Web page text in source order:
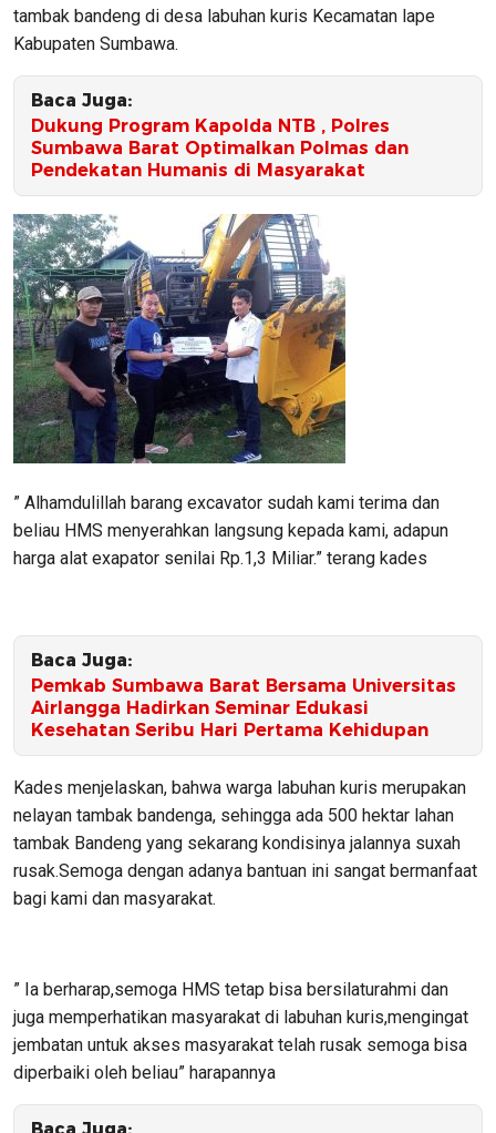
tambak bandeng di desa labuhan kuris Kecamatan lape
Kabupaten Sumbawa.
Baca Juga:
Dukung Program Kapolda NTB , Polres
Sumbawa Barat Optimalkan Polmas dan
Pendekatan Humanis di Masyarakat
” Alhamdulillah barang excavator sudah kami terima dan
beliau HMS menyerahkan langsung kepada kami, adapun
harga alat exapator senilai Rp.1,3 Miliar.” terang kades
Baca Juga:
Pemkab Sumbawa Barat Bersama Universitas
Airlangga Hadirkan Seminar Edukasi
Kesehatan Seribu Hari Pertama Kehidupan
Kades menjelaskan, bahwa warga labuhan kuris merupakan
nelayan tambak bandenga, sehingga ada 500 hektar lahan
tambak Bandeng yang sekarang kondisinya jalannya suxah
rusak.Semoga dengan adanya bantuan ini sangat bermanfaat
bagi kami dan masyarakat.
” Ia berharap,semoga HMS tetap bisa bersilaturahmi dan
juga memperhatikan masyarakat di labuhan kuris,mengingat
jembatan untuk akses masyarakat telah rusak semoga bisa
diperbaiki oleh beliau” harapannya